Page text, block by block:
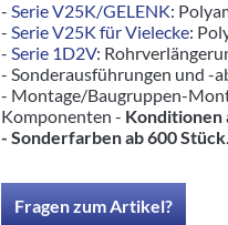
- Serie V25K/GELENK:
- Serie V25K für Vielecke:
- Serie 1D2V:
- Sonderausführungen und -
- Montage/Baugruppen-
Komponenten - Konditionen
- Sonderfarben ab 600 Stück
Fragen zum Artikel?